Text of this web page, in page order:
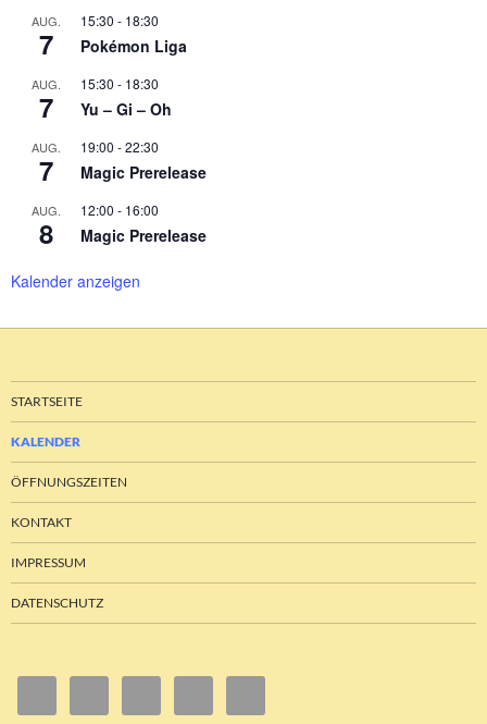
AUG.
7
15:30 - 18:30
Pokémon Liga
AUG.
7
15:30 - 18:30
Yu – Gi – Oh
AUG.
7
19:00 -22:30
Magic Prerelease
AUG.
8
12:00 - 16:00
Magic Prerelease
Kalender anzeigen
STARTSEITE
KALENDER
ÖFFNUNGSZEITEN
KONTAKT
IMPRESSUM
DATENSCHUTZ